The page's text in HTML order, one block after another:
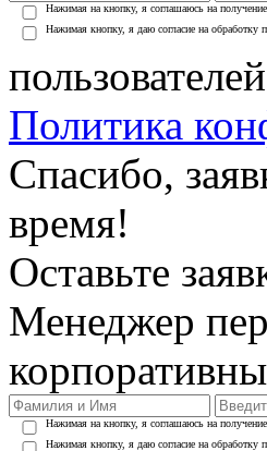
Нажимая на кнопку, я соглашаюсь на получение
Нажимая кнопку, я даю согласие на обработку
Политика
Спасибо,
время!
Оставьте
Менеджер
Нажимая на кнопку, я соглашаюсь на получение
Нажимая кнопку, я даю согласие на обработку